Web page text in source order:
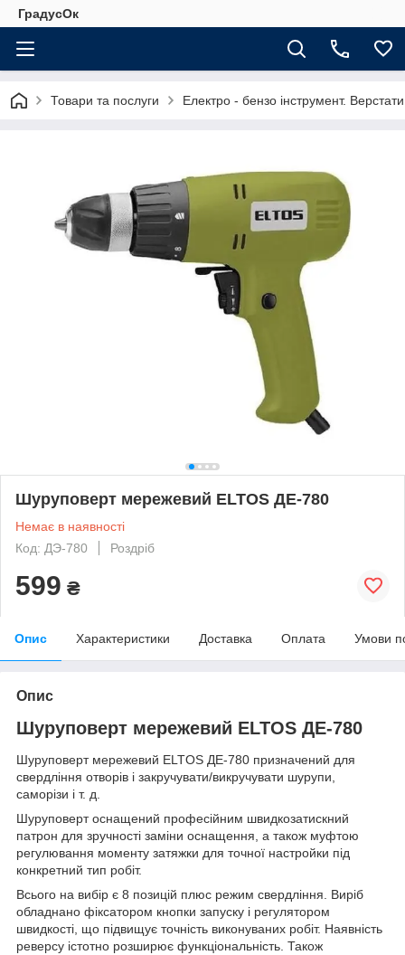
ГрадусОк
Товари та послуги Електро - бензо інструмент. Верстати
Шуруповерт мережевий ELTOS ДЕ-780
Немає в наявності
Код: ДЭ-780
Роздріб
599 ₴
Опис Характеристики Доставка Оплата Умови
Опис
Шуруповерт мережевий ELTOS ДЕ-780
Шуруповерт мережевий ELTOS ДЕ-780 призначений для
свердління отворів і закручувати/викручувати шурупи,
саморізи і т. д.
Шуруповерт оснащений професійним швидкозатискний
патрон для зручності заміни оснащення, а також муфтою
регулювання моменту затяжки для точної настройки під
конкретний тип робіт.
Всього на вибір є 8 позицій плюс режим свердління. Виріб
обладнано фіксатором кнопки запуску і регулятором
швидкості, що підвищує точність виконуваних робіт. Наявність
реверсу істотно розширює функціональність. Також